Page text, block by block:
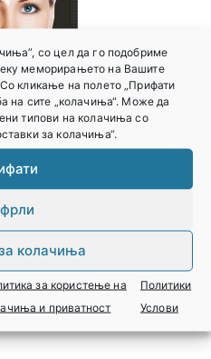
со цел да го подобриме
меморирањето на Вашите
кликање на полето „Прифати
на сите „колачиња“. Може да
типови на колачиња со
за колачиња“.
колачиња
за користење на
и приватност
Политики
Услови
– МАСКА ЗА
НА БРЧКИТЕ